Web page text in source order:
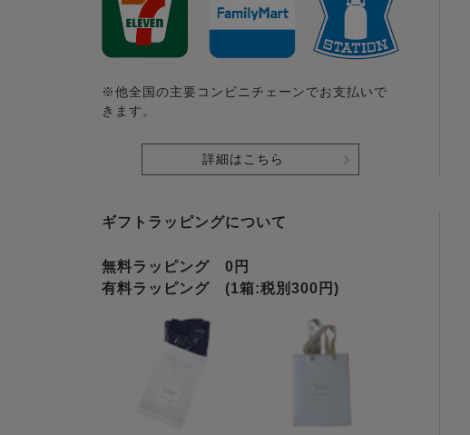
※他全国の主要コンビニチェーンでお支払いで
きます。
詳細はこちら
ギフトラッピングについて
無料ラッピング 0円
有料ラッピング (1箱:税別300円)